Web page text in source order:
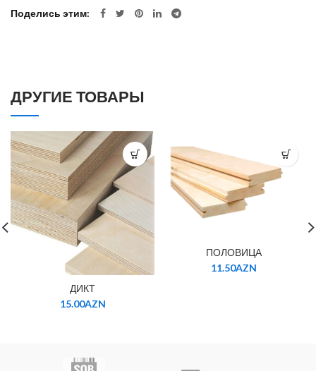
Поделись этим
ДРУГИЕ ТОВАРЫ
ДИКТ
15.00AZN
ПОЛОВИЦА
11.50AZN